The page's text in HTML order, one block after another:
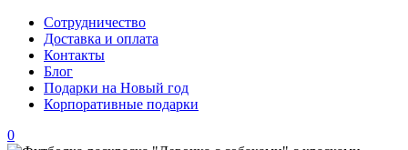
Сотрудничество
Доставка и оплата
Контакты
Блог
Подарки на Новый год
Корпоративные подарки
0